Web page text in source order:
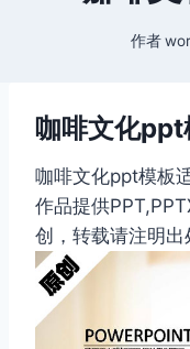
作者
咖啡文化ppt
咖啡文化ppt模板
作品提供
创，转载请注明出